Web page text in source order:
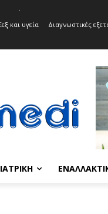
.
και υγεία Διαγνωστικές